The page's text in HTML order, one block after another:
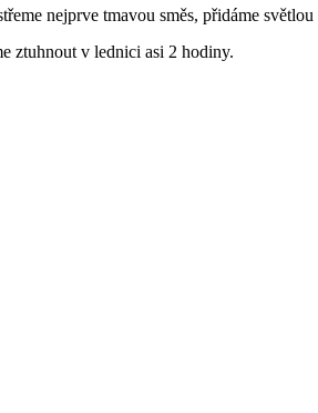
nejprve tmavou směs, přidáme
ztuhnout v lednici asi 2 hodiny.